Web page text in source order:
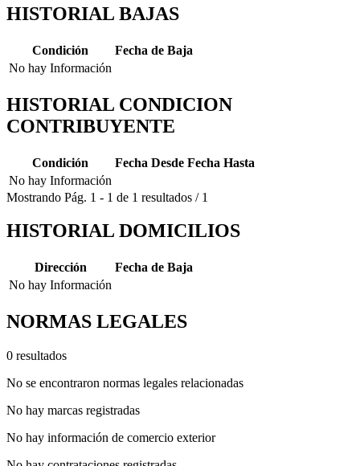
HISTORIAL BAJAS
Condición
Fecha de Baja
No hay Información
HISTORIAL CONDICION
CONTRIBUYENTE
Condición Fecha Desde Fecha Hasta
No hay Información
Mostrando Pág. 1 - 1 de 1 resultados / 1
HISTORIAL DOMICILIOS
Dirección
Fecha de Baja
No hay Información
NORMAS LEGALES
0 resultados
No se encontraron normas legales relacionadas
No hay marcas registradas
No hay información de comercio exterior